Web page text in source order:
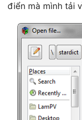
điển mà mình tải